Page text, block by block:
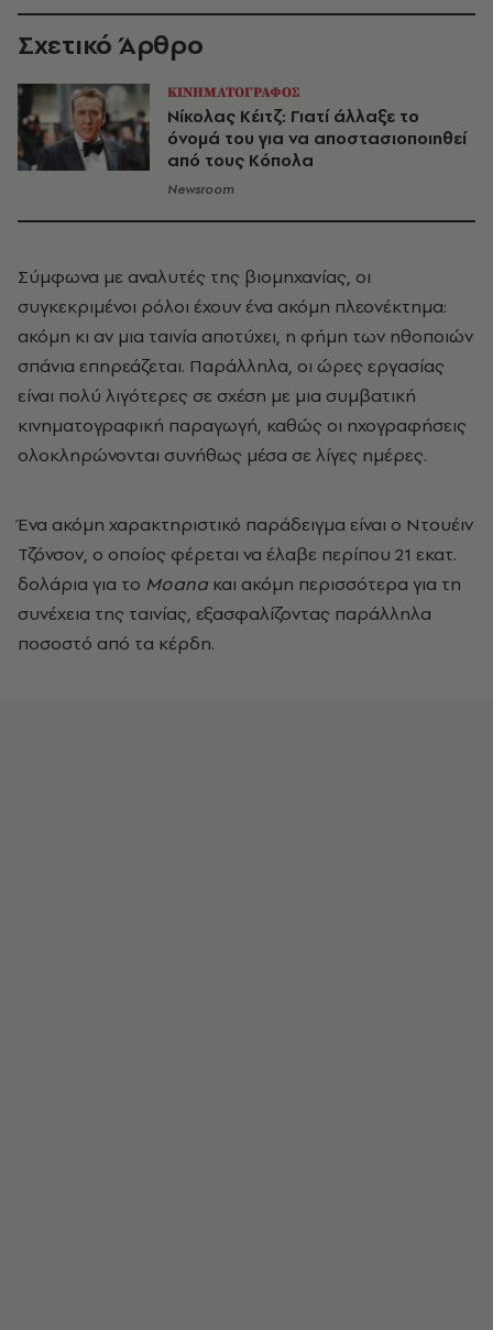
Σχετικό Άρθρο
ΚΙΝΗΜΑΤΟΓΡΑΦΟΣ
Νίκολας Κέιτζ: Γιατί άλλαξε το
όνομά του για να αποστασιοποιηθεί
από τους Κόπολα
Newsroom
Σύμφωνα με αναλυτές της βιομηχανίας, οι
συγκεκριμένοι ρόλοι έχουν ένα ακόμη πλεονέκτημα:
ακόμη κι αν μια ταινία αποτύχει, η φήμη των ηθοποιών
σπάνια επηρεάζεται. Παράλληλα, οι ώρες εργασίας
είναι πολύ λιγότερες σε σχέση με μια συμβατική
κινηματογραφική παραγωγή, καθώς οι ηχογραφήσεις
ολοκληρώνονται συνήθως μέσα σε λίγες ημέρες.
Ένα ακόμη χαρακτηριστικό παράδειγμα είναι ο Ντουέιν
Τζόνσον, ο οποίος φέρεται να έλαβε περίπου 21 εκατ.
δολάρια για το Moanaκαι ακόμη περισσότερα για τη
συνέχεια της ταινίας, εξασφαλίζοντας παράλληλα
ποσοστό από τα κέρδη.